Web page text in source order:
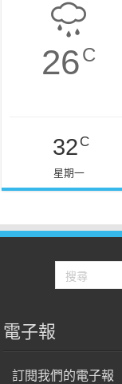
26C
32 C
星期一
電子報
訂閱我們的電子報